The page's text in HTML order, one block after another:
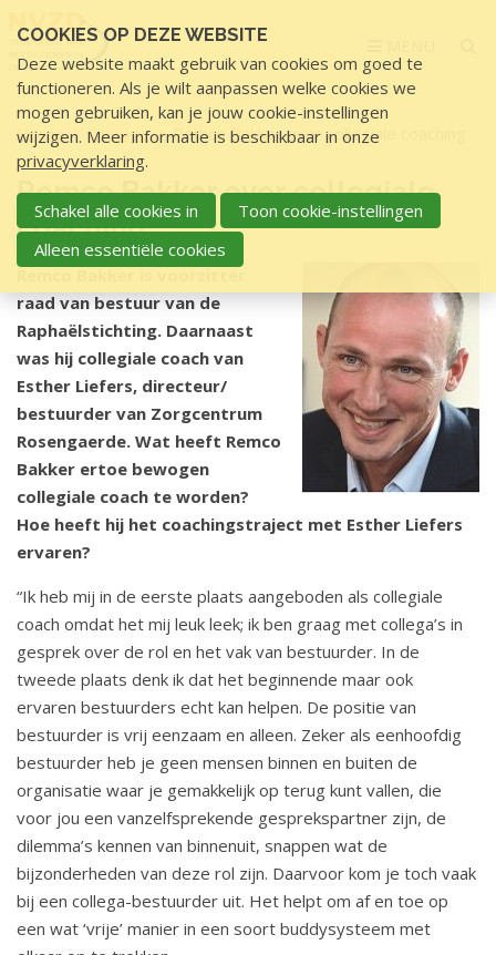
links
over
S
p
r
n
g
n
a
o
S
p
r
i
n
g
n
a
a
r
n
a
v
Home Overige Remco Bakker over collegiale coaching
Remco Bakker over collegiale
coaching
Remco Bakker is voorzitter
raad van bestuur van de
Raphaëlstichting. Daarnaast
was hij collegiale coach van
Esther Liefers, directeur/
bestuurder van Zorgcentrum
Rosengaerde. Wat heeft Remco
Bakker ertoe bewogen
collegiale coach te worden?
Hoe heeft hij het coachingstraject met Esther Liefers
ervaren?
“Ik heb mij in de eerste plaats aangeboden als collegiale
coach omdat het mij leuk leek; ik ben graag met collega’s in
gesprek over de rol en het vak van bestuurder. In de
tweede plaats denk ik dat het beginnende maar ook
ervaren bestuurders echt kan helpen. De positie van
bestuurder is vrij eenzaam en alleen. Zeker als eenhoofdig
bestuurder heb je geen mensen binnen en buiten de
organisatie waar je gemakkelijk op terug kunt vallen, die
voor jou een vanzelfsprekende gesprekspartner zijn, de
dilemma’s kennen van binnenuit, snappen wat de
bijzonderheden van deze rol zijn. Daarvoor kom je toch vaak
bij een collega-bestuurder uit. Het helpt om af en toe op
een wat ‘vrije’ manier in een soort buddysysteem met
COOKIES OP DEZE WEBSITE
Deze website maakt gebruik van cookies om goed te
functioneren. Als je wilt aanpassen welke cookies we
mogen gebruiken, kan je jouw cookie-instellingen
wijzigen. Meer informatie is beschikbaar in onze
privacyverklaring.
Schakel alle cookies in
Toon cookie-instellingen
Alleen essentiële cookies